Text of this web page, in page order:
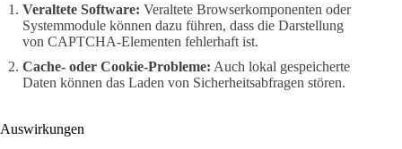
Veraltete Software: Veraltete Browserkomponenten oder
Systemmodule können dazu führen, dass die Darstellung
von CAPTCHA-Elementen fehlerhaft ist.
Cache- oder Cookie-Probleme: Auch lokal gespeicherte
Daten können das Laden von Sicherheitsabfragen stören.
Auswirkungen